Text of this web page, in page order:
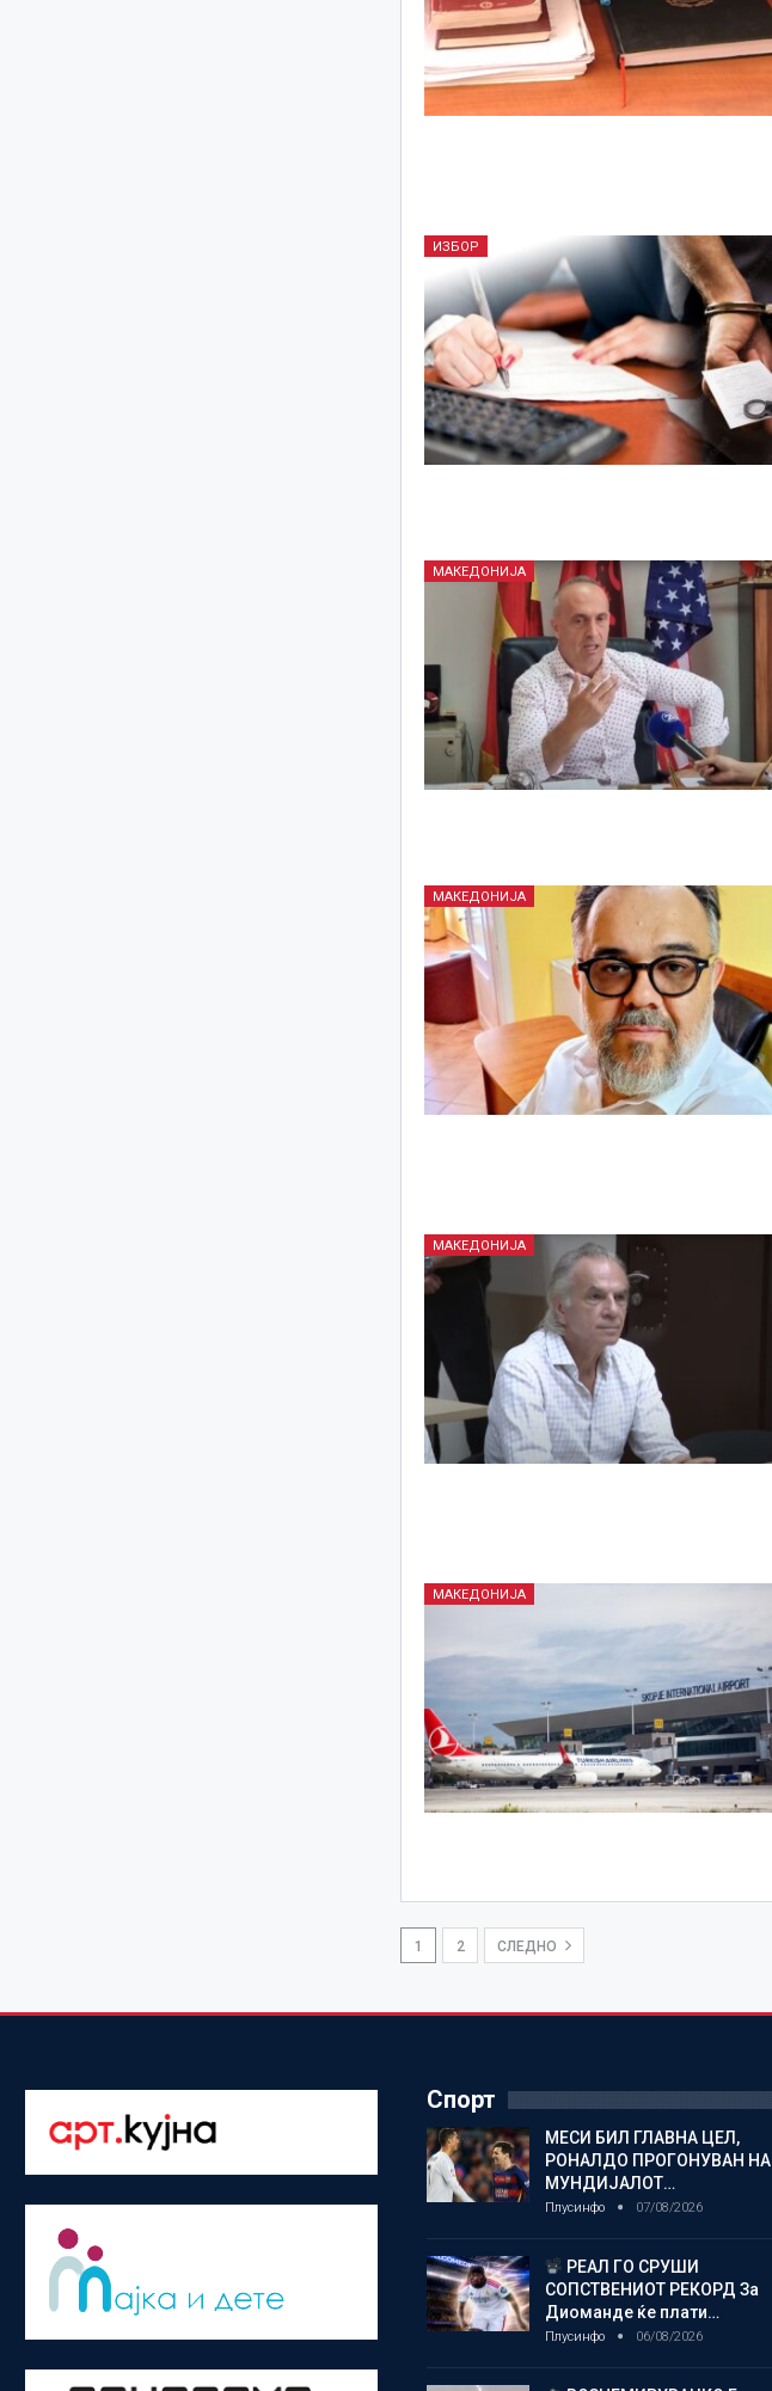
ИЗБОР
МАКЕДОНИЈА
МАКЕДОНИЈА
МАКЕДОНИЈА
МАКЕДОНИЈА
1 2 СЛЕДНО
Спорт
МЕСИ БИЛ ГЛАВНА ЦЕЛ,
РОНАЛДО ПРОГОНУВАН НА
МУНДИЈАЛОТ…
Плусинфо 07/08/2026
РЕАЛ ГО СРУШИ
СОПСТВЕНИОТ РЕКОРД За
Диоманде ќе плати…
Плусинфо 06/08/2026